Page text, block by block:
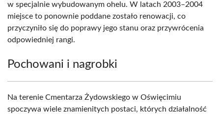
w specjalnie wybudowanym ohelu. W latach 2003–2004
miejsce to ponownie poddane zostało renowacji, co
przyczyniło się do poprawy jego stanu oraz przywrócenia
odpowiedniej rangi.
Pochowani i nagrobki
Na terenie Cmentarza Żydowskiego w Oświęcimiu
spoczywa wiele znamienitych postaci, których działalność